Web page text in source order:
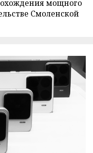
мощного
Смоленской